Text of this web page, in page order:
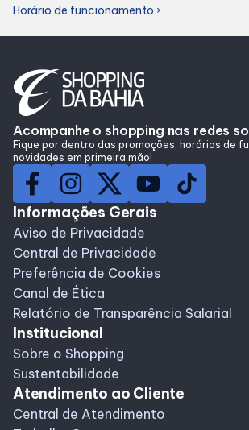
Compre Online
Programa de benefícios
Horário de funcionamento chevron_right
Acompanhe o shopping nas redes
Fique por dentro das promoções, horários de
novidades em primeira mão!
Informações Gerais
Aviso de Privacidade
Central de Privacidade
Preferência de Cookies
Canal de Ética
Relatório de Transparência Salarial
Institucional
Sobre o Shopping
Sustentabilidade
Atendimento ao Cliente
Central de Atendimento